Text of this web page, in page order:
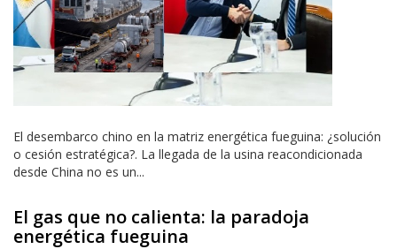
El desembarco chino en la matriz energética fueguina: ¿solución
o cesión estratégica?. La llegada de la usina reacondicionada
desde China no es un...
El gas que no calienta: la paradoja
energética fueguina